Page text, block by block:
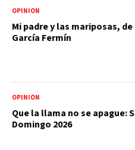
OPINIÓN
Mi padre y las mariposas, de
García Fermín
OPINIÓN
Que la llama no se apague:
Domingo 2026